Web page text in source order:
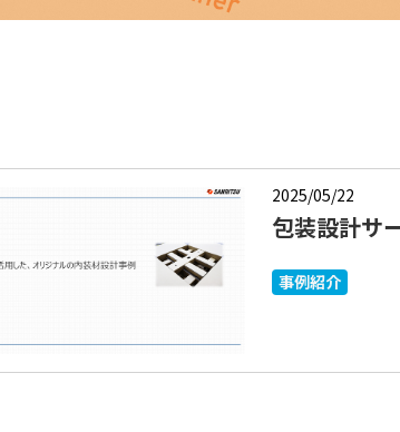
2025/05/22
包装設計サ
事例紹介